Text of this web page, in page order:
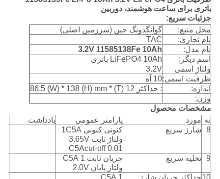
باتری برای ساعت هوشمند، دوربین
جزئیات سریع:
محل منبع:
گوانگدونگ چین (سرزمین اصلی)
نام تجاری:
TAC
نام مدل:
3.2V 11585138Fe 10Ah
اسم دیگر:
LiFePO4 10Ah باتری
ولتاژ اسمی
3.2V
ظرفیت اسمی:10 آه
اندازه:
: حداکثر 12 (T) * 86.5 (W) * 138 (H) mm
وزن:
مشخصات محصول
نه مورد پارامتر عمومی
یادداشت
8
شارژ سریع
کنونی کنونی 1C5A
ولتاژ ثابت 3.65V
0.01 C5Acut-off
9 تخلیه سریع
جریان ثابت 1 C5A
ولتاژ پایان 2.0V